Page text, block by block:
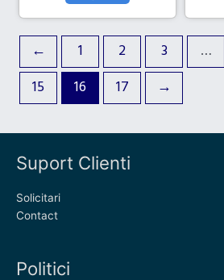
← 1 2 3 …
15
16 17 →
Suport Clienti
Solicitari
Contact
Politici